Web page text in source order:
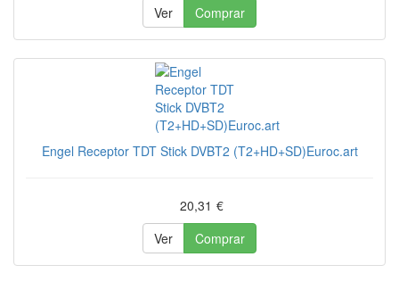
Ver Comprar
Engel Receptor TDT Stick DVBT2 (T2+HD+SD)Euroc.art
20,31 €
Ver
Comprar